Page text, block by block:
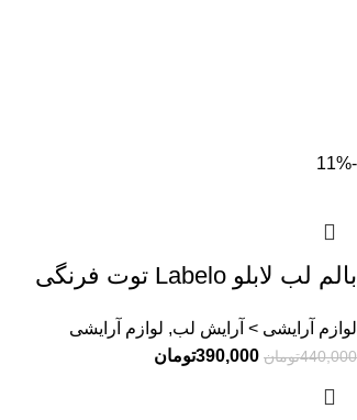
-11%
بالم لب لابلو Labelo توت فرنگی
لوازم آرایشی > آرایش لب, لوازم آرایشی
440,000تومان 390,000تومان